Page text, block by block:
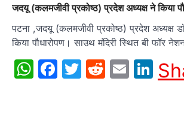
जदयू (कलमजीवी प्रकोष्ठ) प्रदेश अध्यक्ष ने किया
पटना ,जदयू (कलमजीवी प्रकोष्ठ) प्रदेश अध्यक्ष
किया पौधारोपण। साउथ मंदिरी स्थित बी फॉर
WhatsApp
Facebook
Twitter
Reddit
Email